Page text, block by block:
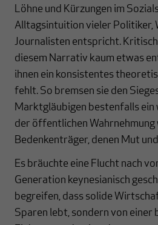
Löhne und Kürzungen im
Alltagsintuition vieler Politiker,
Journalisten entspricht.
diesem Narrativ kaum etwas
ihnen ein konsistentes
fehlt. So bremsen sie den
Marktgläubigen bestenfalls ein
der öffentlichen Wahrnehmung
Bedenkenträger, denen Mut
Es bräuchte eine Flucht nach
Generation keynesianisch
begreifen, dass solide
Sparen lebt, sondern von einer